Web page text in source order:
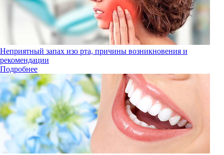
Неприятный запах изо рта, причины возникновения и
рекомендации
Подробнее